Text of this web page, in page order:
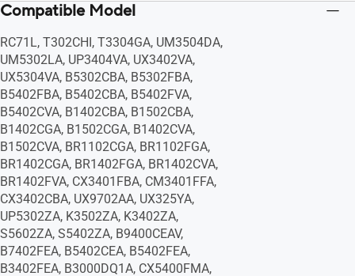
Compatible Model
RC71L, T302CHI, T3304GA, UM3504DA,
UM5302LA, UP3404VA, UX3402VA,
UX5304VA, B5302CBA, B5302FBA,
B5402FBA, B5402CBA, B5402FVA,
B5402CVA, B1402CBA, B1502CBA,
B1402CGA, B1502CGA, B1402CVA,
B1502CVA, BR1102CGA, BR1102FGA,
BR1402CGA, BR1402FGA, BR1402CVA,
BR1402FVA, CX3401FBA, CM3401FFA,
CX3402CBA, UX9702AA, UX325YA,
UP5302ZA, K3502ZA, K3402ZA,
S5602ZA, S5402ZA, B9400CEAV,
B7402FEA, B5402CEA, B5402FEA,
B3402FEA, B3000DQ1A, CX5400FMA,